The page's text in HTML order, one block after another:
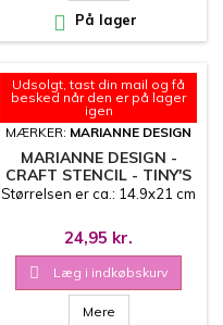
 På lager
Udsolgt, tast din mail og få
besked når den er på lager
igen
MÆRKER: MARIANNE DESIGN
MARIANNE DESIGN -
CRAFT STENCIL - TINY'S
MORNING DEW
Størrelsen er ca.: 14.9x21 cm
24,95 kr.
 Læg i indkøbskurv
Mere